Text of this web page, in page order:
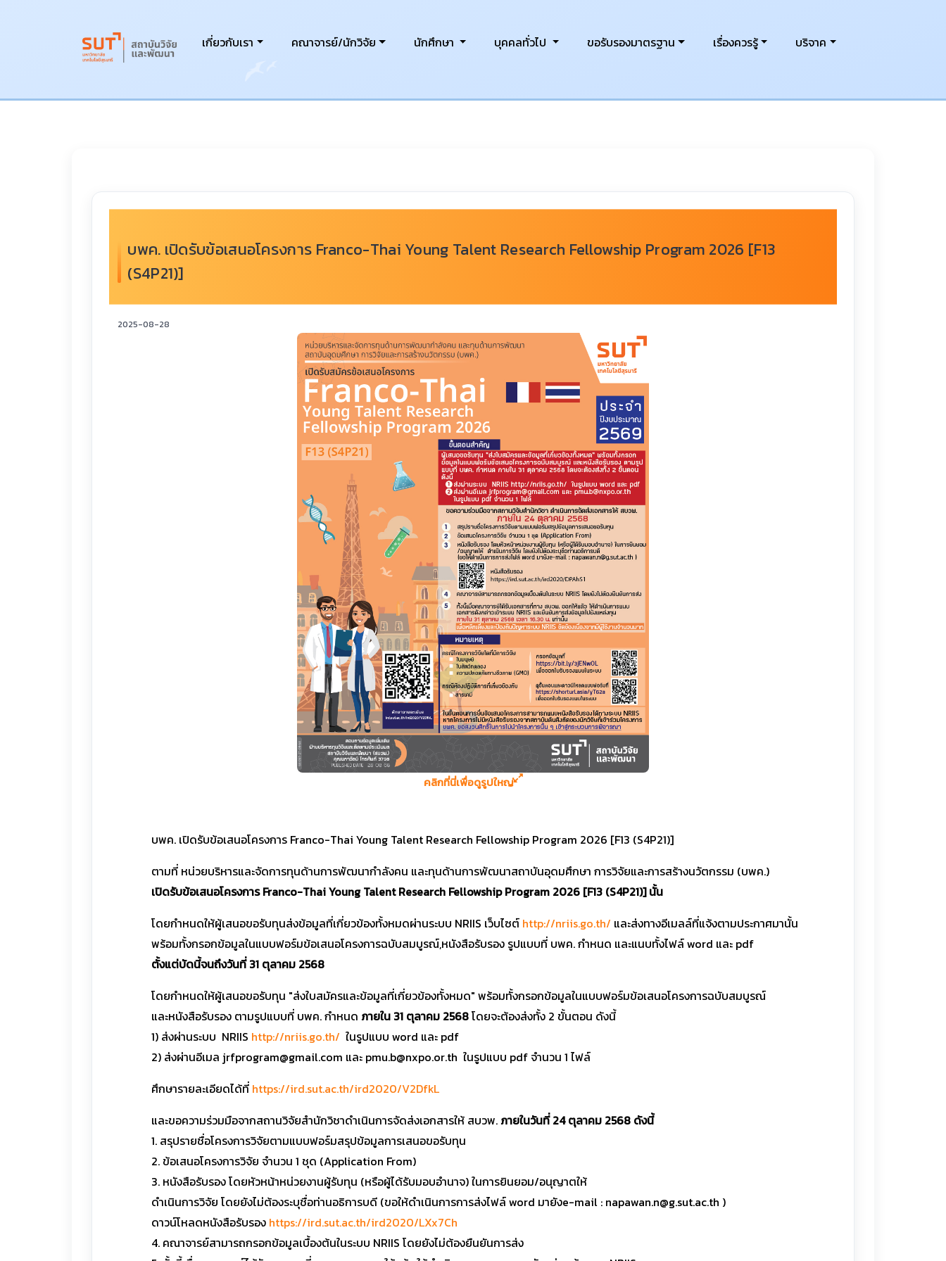
เกี่ยวกับเรา คณาจารย์/นักวิจัย นักศึกษา บุคคลทั่วไป ขอรับรองมาตรฐาน เรื่องควรรู้ บริจาค
บพค. เปิดรับข้อเสนอโครงการ Franco-Thai Young Talent Research Fellowship Program 2026 [F13
(S4P21)]
2025-08-28
คลิกที่นี่เพื่อดูรูปใหญ่
บพค. เปิดรับข้อเสนอโครงการ Franco-Thai Young Talent Research Fellowship Program 2026 [F13 (S4P21)]
ตามที่ หน่วยบริหารและจัดการทุนด้านการพัฒนากำลังคน และทุนด้านการพัฒนาสถาบันอุดมศึกษา การวิจัยและการสร้างนวัตกรรม (บพค.)
เปิดรับข้อเสนอโครงการ Franco-Thai Young Talent Research Fellowship Program 2026 [F13 (S4P21)] นั้น
โดยกำหนดให้ผู้เสนอขอรับทุนส่งข้อมูลที่เกี่ยวข้องทั้งหมดผ่านระบบ NRIIS เว็บไซต์ http://nriis.go.th/ และส่งทางอีเมลล์ที่แจ้งตามประกาศมานั้น
พร้อมทั้งกรอกข้อมูลในแบบฟอร์มข้อเสนอโครงการฉบับสมบูรณ์,หนังสือรับรอง รูปแบบที่ บพค. กำหนด และแนบทั้งไฟล์ word และ pdf
ตั้งแต่บัดนี้จนถึงวันที่ 31 ตุลาคม 2568
โดยกำหนดให้ผู้เสนอขอรับทุน "ส่งใบสมัครและข้อมูลที่เกี่ยวข้องทั้งหมด" พร้อมทั้งกรอกข้อมูลในแบบฟอร์มข้อเสนอโครงการฉบับสมบูรณ์
และหนังสือรับรอง ตามรูปแบบที่ บพค. กำหนด ภายใน 31 ตุลาคม 2568โดยจะต้องส่งทั้ง 2 ขั้นตอน ดังนี้
1) ส่งผ่านระบบ NRIIS http://nriis.go.th/ ในรูปแบบ word และ pdf
2) ส่งผ่านอีเมล jrfprogram@gmail.com และ pmu.b@nxpo.or.th ในรูปแบบ pdf จำนวน 1 ไฟล์
ศึกษารายละเอียดได้ที่ https://ird.sut.ac.th/ird2020/V2DfkL
และขอความร่วมมือจากสถานวิจัยสำนักวิชาดำเนินการจัดส่งเอกสารให้ สบวพ. ภายในวันที่ 24 ตุลาคม 2568 ดังนี้
1. สรุปรายชื่อโครงการวิจัยตามแบบฟอร์มสรุปข้อมูลการเสนอขอรับทุน
2. ข้อเสนอโครงการวิจัย จำนวน 1 ชุด (Application From)
3. หนังสือรับรอง โดยหัวหน้าหน่วยงานผู้รับทุน (หรือผู้ได้รับมอบอำนาจ) ในการยินยอม/อนุญาตให้
ดำเนินการวิจัย โดยยังไม่ต้องระบุชื่อท่านอธิการบดี (ขอให้ดำเนินการการส่งไฟล์ word มายังe-mail : napawan.n@g.sut.ac.th )
ดาวน์โหลดหนังสือรับรอง https://ird.sut.ac.th/ird2020/LXx7Ch
4. คณาจารย์สามารถกรอกข้อมูลเบื้องต้นในระบบ NRIIS โดยยังไม่ต้องยืนยันการส่ง